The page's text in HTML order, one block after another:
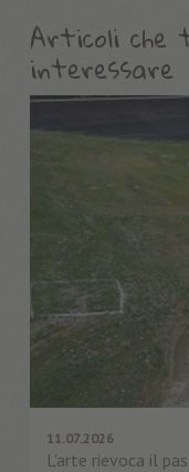
Articoli che
interessare
11.07.2026
L'arte rievoca il